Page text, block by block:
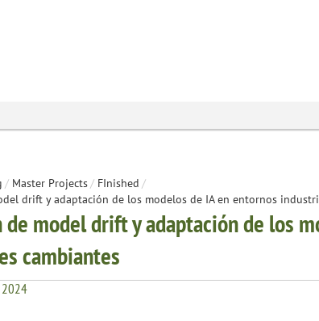
/ Master Projects/ FInished /
drift y adaptación de los modelos de IA en entornos
model drift y adaptación de los
cambiantes
2024